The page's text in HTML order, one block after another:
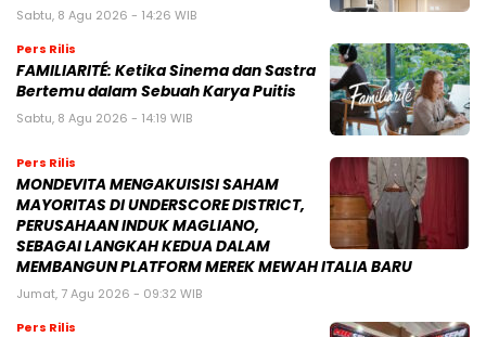
Sabtu, 8 Agu 2026 - 14:26 WIB
Pers Rilis
FAMILIARITÉ: Ketika Sinema dan Sastra
Bertemu dalam Sebuah Karya Puitis
Sabtu, 8 Agu 2026 - 14:19 WIB
Pers Rilis
MONDEVITA MENGAKUISISI SAHAM
MAYORITAS DI UNDERSCORE DISTRICT,
PERUSAHAAN INDUK MAGLIANO,
SEBAGAI LANGKAH KEDUA DALAM
MEMBANGUN PLATFORM MEREK MEWAH ITALIA BARU
Jumat, 7 Agu 2026 - 09:32 WIB
Pers Rilis